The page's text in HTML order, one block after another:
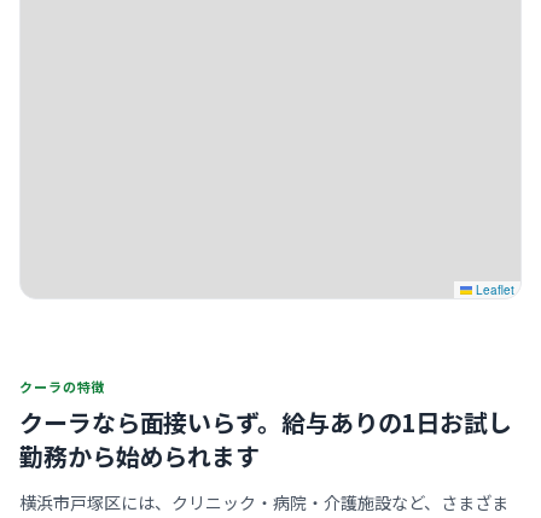
Leaflet
クーラの特徴
クーラなら面接いらず。 給与ありの1日お試し
勤務から始められます
横浜市戸塚区には、クリニック・病院・介護施設など、さまざま